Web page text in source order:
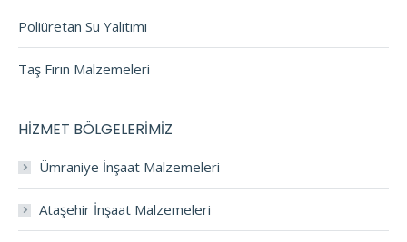
Poliüretan Su Yalıtımı
Taş Fırın Malzemeleri
HİZMET BÖLGELERİMİZ
Ümraniye İnşaat Malzemeleri
Ataşehir İnşaat Malzemeleri